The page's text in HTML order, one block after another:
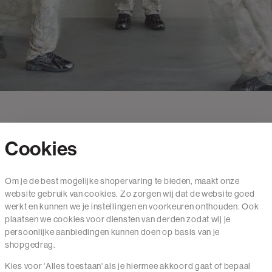
Mail ons
020 - 3412 650
Van maandag t/m vrijdag van 8.30 uur tot 18.00 uur.
Cookies
Om je de best mogelijke shopervaring te bieden, maakt onze
website gebruik van cookies. Zo zorgen wij dat de website goed
werkt en kunnen we je instellingen en voorkeuren onthouden. Ook
plaatsen we cookies voor diensten van derden zodat wij je
persoonlijke aanbiedingen kunnen doen op basis van je
shopgedrag.
Kies voor 'Alles toestaan' als je hiermee akkoord gaat of bepaal